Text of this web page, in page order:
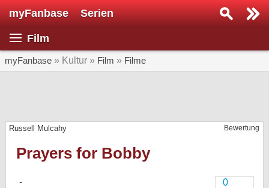
myFanbase Serien
Film
myFanbase » Kultur » Film » Filme
Bewertung
Russell Mulcahy
Prayers for Bobby
0
Serie suchen...
SERIEN
Veranstaltungen